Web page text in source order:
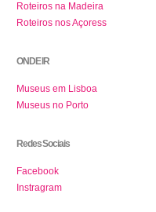
Roteiros na Madeira
Roteiros nos Açoress
ONDE IR
Museus em Lisboa
Museus no Porto
Redes Sociais
Facebook
Instragram